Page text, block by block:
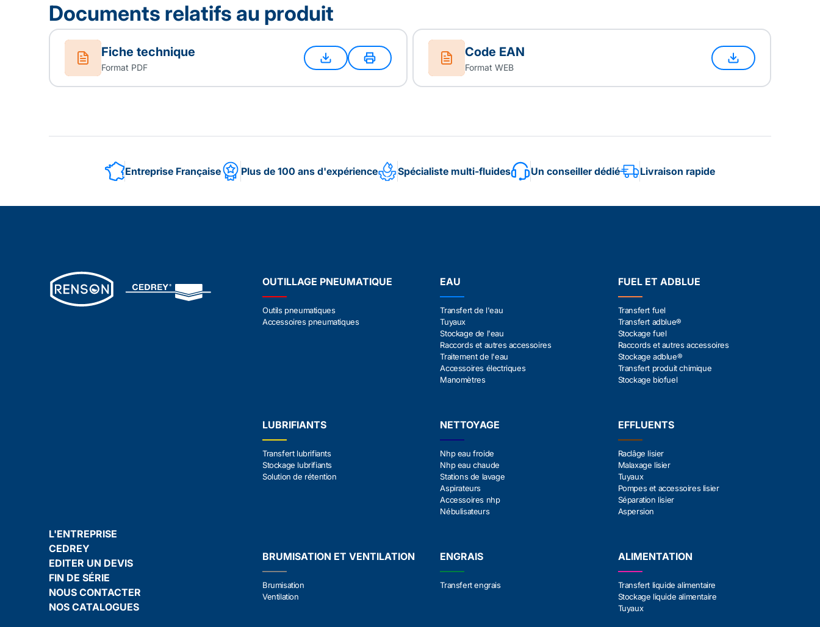
Documents relatifs au produit
Fiche technique
Format PDF
Code EAN
Format WEB
Entreprise Française Plus de 100 ans d'expérience Spécialiste multi-fluides Un conseiller dédié Livraison rapide
L'ENTREPRISE
CEDREY
EDITER UN DEVIS
FIN DE SÉRIE
NOUS CONTACTER
NOS CATALOGUES
OUTILLAGE PNEUMATIQUE
Outils pneumatiques
Accessoires pneumatiques
EAU
Transfert de l'eau
Tuyaux
Stockage de l'eau
Raccords et autres accessoires
Traitement de l'eau
Accessoires électriques
Manomètres
FUEL ET ADBLUE
Transfert fuel
Transfert adblue®
Stockage fuel
Raccords et autres accessoires
Stockage adblue®
Transfert produit chimique
Stockage biofuel
LUBRIFIANTS
Transfert lubrifiants
Stockage lubrifiants
Solution de rétention
NETTOYAGE
Nhp eau froide
Nhp eau chaude
Stations de lavage
Aspirateurs
Accessoires nhp
Nébulisateurs
EFFLUENTS
Raclâge lisier
Malaxage lisier
Tuyaux
Pompes et accessoires lisier
Séparation lisier
Aspersion
BRUMISATION ET VENTILATION
Brumisation
Ventilation
ENGRAIS
Transfert engrais
ALIMENTATION
Transfert liquide alimentaire
Stockage liquide alimentaire
Tuyaux